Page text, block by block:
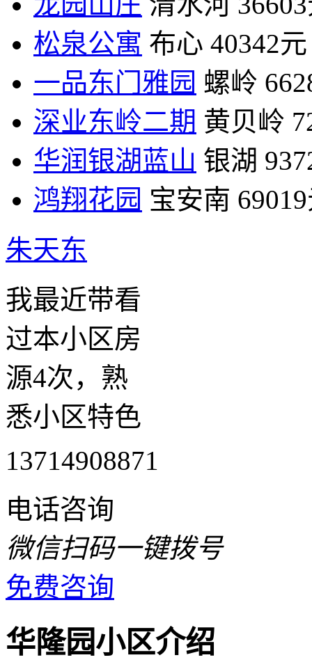
松泉公寓 布心 40342元
一品东门雅园 螺岭
深业东岭二期 黄贝岭
华润银湖蓝山 银湖
鸿翔花园 宝安南
朱天东
我最近带看
过本小区房
源4次，熟
悉小区特色
13714908871
电话咨询
微信扫码一键拨号
免费咨询
华隆园小区介绍